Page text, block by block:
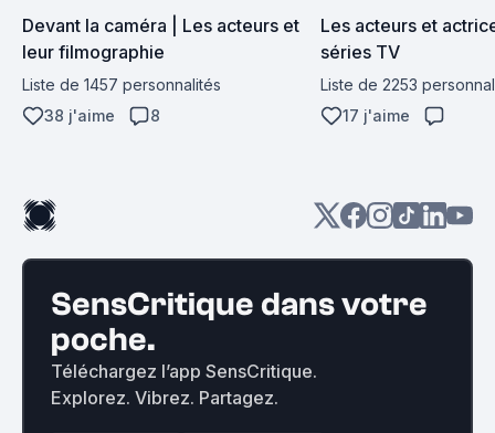
Devant la caméra | Les acteurs et
leur filmographie
Liste de 1457 personnalités
38 j'aime
8
Les acteurs et
séries TV
Liste de 2253
17 j'aime
SensCritique dans votre
poche.
Téléchargez l’app SensCritique.
Explorez. Vibrez. Partagez.